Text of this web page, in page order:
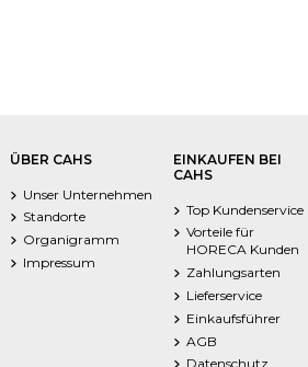
ÜBER CAHS
Unser Unternehmen
Standorte
Organigramm
Impressum
EINKAUFEN BEI
CAHS
Top Kundenservice
Vorteile für
HORECA Kunden
Zahlungsarten
Lieferservice
Einkaufsführer
AGB
Datenschutz